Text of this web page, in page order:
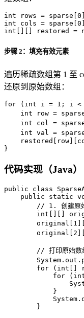
int rows = sparse[ 0
int
cols = sparse[ 0
int [][] restored =
步骤 2：填充有效元素
遍历稀疏数组第 1 至
还原到原始数组：
for ( int i = 1 ; i <
int
row =
int
col =
int val =
}
代码实现（Java）
public class
public
static
// 1. 创建原始
int [][]
        original[
1
        original[
2
// 打印原始数
for ( int []
for (
            }
        }